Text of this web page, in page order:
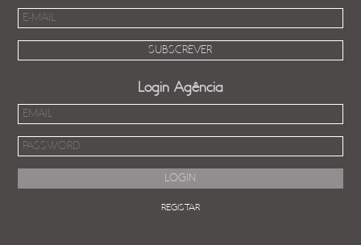
Login Agência
REGISTAR